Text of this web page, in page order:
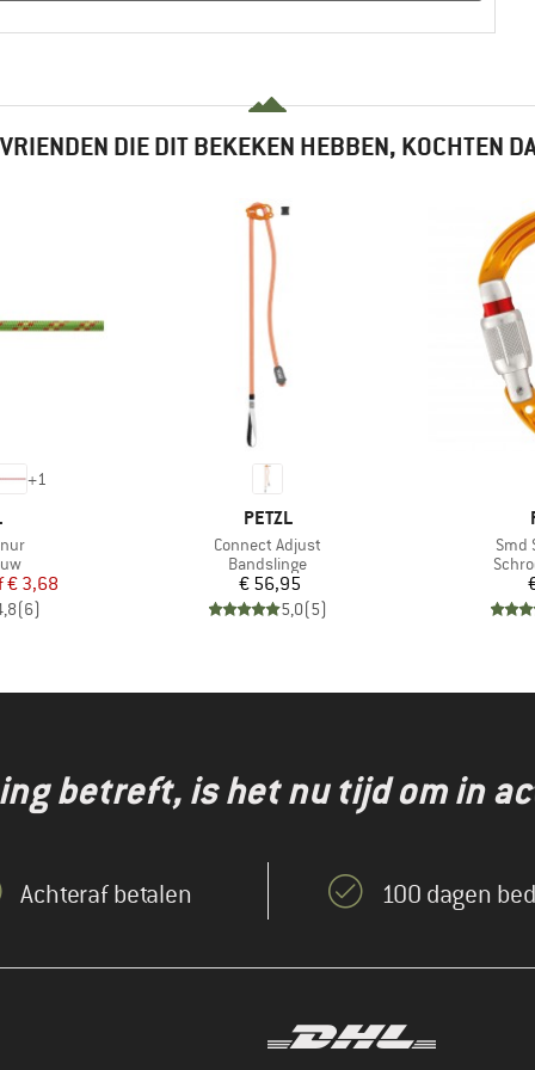
DIE DIT BEKEKEN HEBBEN, KOCHTEN
+1
prijs
€ 3,68
(6)
MERK
PETZL
Artikel
Connect Adjust
Productgroep
Bandslinge
Prijs
€ 56,95
5,0(5)
Smd
betreft, is het nu tijd om in
Achteraf betalen 100 dagen